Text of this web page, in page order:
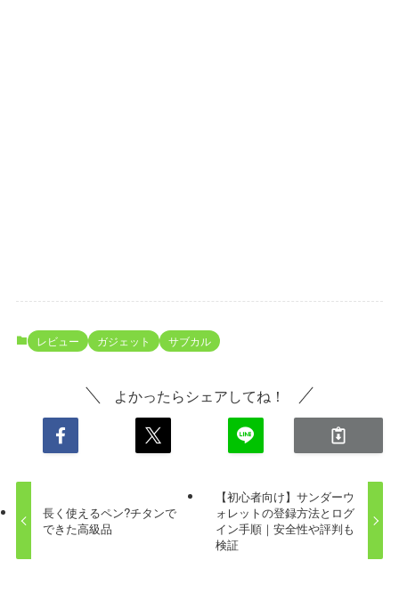
レビュー ガジェット サブカル
よかったらシェアしてね！
長く使えるペン?チタンで
できた高級品
【初心者向け】サンダーウ
ォレットの登録方法とログ
イン手順｜安全性や評判も
検証